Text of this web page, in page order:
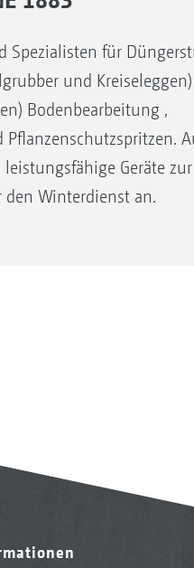
Spezialisten für
und
Bodenbearbeitung ,
Geräte
den Winterdienst an.